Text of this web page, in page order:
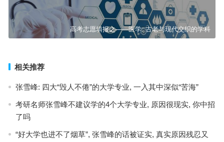
高考志愿填报之——医学: 古老与现代交织的学科
相关推荐
张雪峰: 四大“毁人不倦”的大学专业, 一入其中深似“苦海”
考研名师张雪峰不建议学的4个大学专业, 原因很现实, 你中招
了吗
“好大学也进不了烟草”, 张雪峰的话被证实, 真实原因残忍又